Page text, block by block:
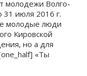
Волго-
31 июля 2016 г.
молодые люди
Кировской
но а для
«Ты